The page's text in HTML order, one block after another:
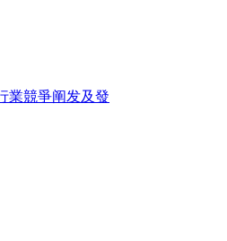
業競爭阐发及發